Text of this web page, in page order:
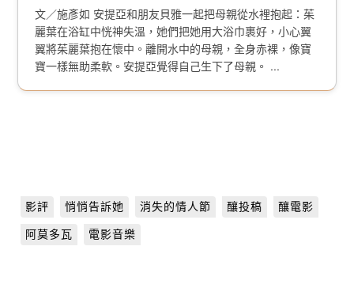
文／施彥如 安提亞和朋友貝雅一起把母親從水裡抱起：茱
麗葉在浴缸中恍神失溫，她們把她用大浴巾裹好，小心翼
翼將茱麗葉抱在懷中。離開水中的母親，全身赤裸，像寶
寶一樣無助柔軟。安提亞覺得自己生下了母親。 ...
影評 悄悄告訴她 消失的情人節 釀投稿 釀電影
阿莫多瓦 電影音樂